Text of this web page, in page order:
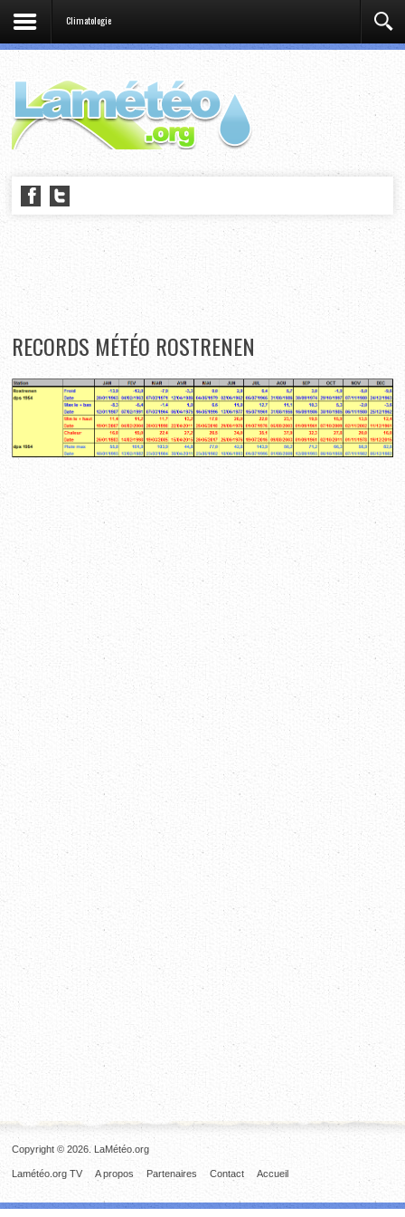
Climatologie
RECORDS MÉTÉO ROSTRENEN
Copyright © 2026. LaMétéo.org
Accueil
Contact
Partenaires
A propos
Lamétéo.org TV